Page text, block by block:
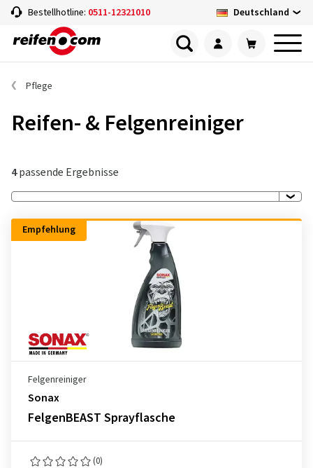
Bestellhotline: 0511-12321010 Deutschland
Pflege
Reifen- & Felgenreiniger
4passende Ergebnisse
Empfehlung
Felgenreiniger
Sonax
FelgenBEAST Sprayflasche
(0)